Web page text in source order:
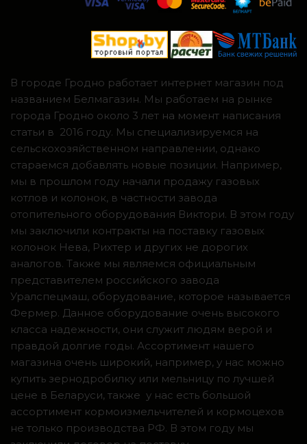
В городе Гродно работает интернет магазин под
названием Белмагазин. Мы работаем на рынке
города Гродно около 3 лет на момент написания
статьи в 2016 году. Мы специализируемся на
сельскохозяйственном направлении, однако
стараемся добавлять новые позиции. Например,
мы в прошлом году начали продажу газовых
котлов и колонок, в частности завода
отопительного оборудования Виктори. В этом году
мы заключили контракты на поставку газовых
колонок Нева, Рихтер и других не дорогих
аналогов. Также мы являемся официальным
представителем российского завода
Уралспецмаш, оборудование, которое называется
Фермер. Данное оборудование очень высокого
класса надежности, они служит людям верой и
правдой долгие годы. Ассортимент нашего
магазина очень широкий, например, у нас можно
купить зернодробилку или мельницу по лучшей
цене в Беларуси, также у нас есть большой
ассортимент кормоизмельчителей и кормоцехов
не только производства РФ. В этом году мы